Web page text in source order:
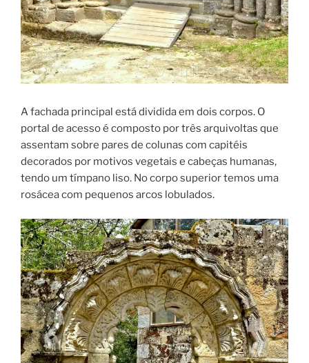
A fachada principal está dividida em dois corpos. O
portal de acesso é composto por três arquivoltas que
assentam sobre pares de colunas com capitéis
decorados por motivos vegetais e cabeças humanas,
tendo um tímpano liso. No corpo superior temos uma
rosácea com pequenos arcos lobulados.